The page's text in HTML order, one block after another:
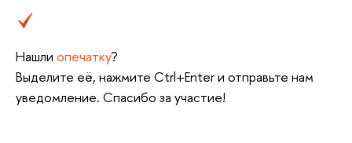
Нашли опечатку?
Выделите её, нажмите Ctrl+Enter и отправьте нам
уведомление. Спасибо за участие!